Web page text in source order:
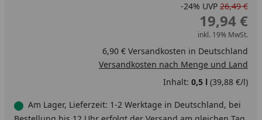
-24% UVP 26,49 €
19,94 €
inkl. 19% MwSt.
6,90 € Versandkosten in Deutschland
Versandkosten nach Menge und Land
Inhalt: 0,5 l (39,88 €/l)
Am Lager, Lieferzeit: 1-2 Werktage in Deutschland, bei